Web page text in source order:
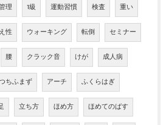
理 1級 運動習慣 検査 重い
性 ウォーキング 転倒 セミナー
腰 クラック音 けが 成人病
ちふまず アーチ ふくらはぎ
立ち方 ほめ方 ほめてのばす